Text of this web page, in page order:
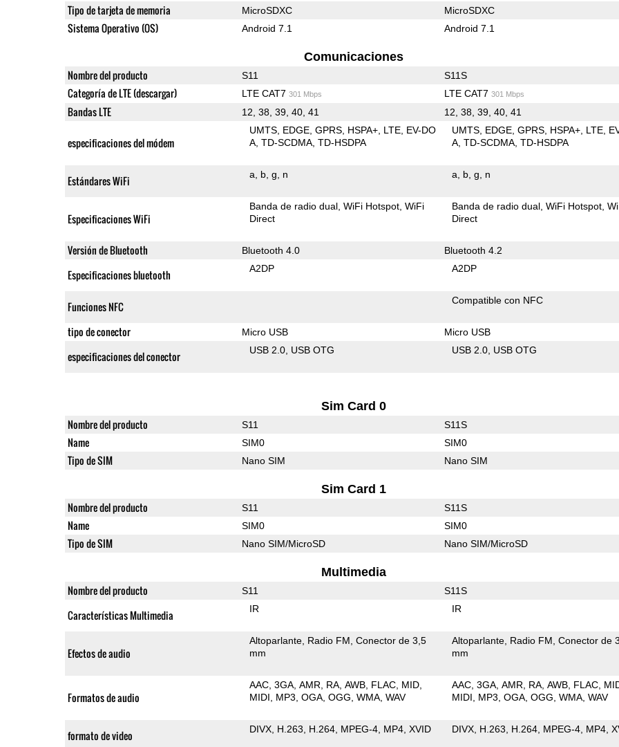
Tipo de tarjeta de memoria MicroSDXC MicroSDXC
Sistema Operativo (OS) Android 7.1 Android 7.1
Comunicaciones
Nombre del producto S11 S11S
Categoría de LTE (descargar) LTE CAT7 301 Mbps LTE CAT7 301 Mbps
Bandas LTE 12, 38, 39, 40, 41 12, 38, 39, 40, 41
especificaciones del módem
UMTS EDGE GPRS HSPA+ LTE EV-DO
A TD-SCDMA TD-HSDPA
UMTS EDGE GPRS HSPA+ LTE
A TD-SCDMA TD-HSDPA
Estándares WiFi a b g n a b g n
Especificaciones WiFi
Banda de radio dual WiFi Hotspot WiFi
Direct
Banda de radio dual WiFi Hotspot
Direct
Versión de Bluetooth Bluetooth 4.0 Bluetooth 4.2
Especificaciones bluetooth A2DP A2DP
Funciones NFC Compatible con NFC
tipo de conector Micro USB Micro USB
especificaciones del conector USB 2.0 USB OTG USB 2.0 USB OTG
Sim Card 0
Nombre del producto S11 S11S
Name SIM0 SIM0
Tipo de SIM Nano SIM Nano SIM
Sim Card 1
Nombre del producto S11 S11S
Name SIM0 SIM0
Tipo de SIM Nano SIM/MicroSD Nano SIM/MicroSD
Multimedia
Nombre del producto S11 S11S
Características Multimedia IR IR
Efectos de audio
Altoparlante Radio FM Conector de 3,5
mm
Altoparlante Radio FM Conector de
mm
Formatos de audio
AAC 3GA AMR RA AWB FLAC MID
MIDI
MP3 OGA OGG WMA WAV
AAC 3GA AMR RA AWB FLAC
MIDI
MP3 OGA OGG WMA WAV
formato de video DIVX H.263 H.264 MPEG-4 MP4 XVID DIVX H.263 H.264 MPEG-4 MP4